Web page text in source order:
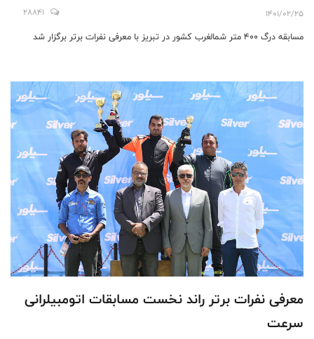
1401/02/25
28841
مسابقه درگ ۴۰۰ متر شمالغرب کشور در تبریز با معرفی نفرات برتر برگزار شد
معرفی نفرات برتر راند نخست مسابقات اتومبیلرانی
سرعت